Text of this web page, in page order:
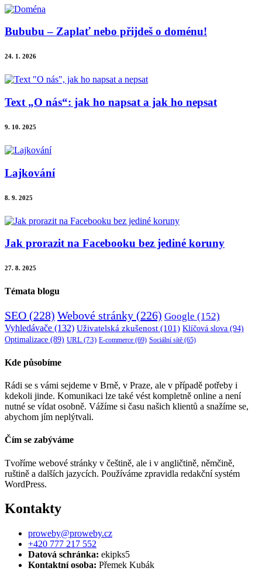
Bububu – Zaplať nebo přijdeš o doménu!
24. 1. 2026
Text „O nás“: jak ho napsat a jak ho nepsat
9. 10. 2025
Lajkování
8. 9. 2025
Jak prorazit na Facebooku bez jediné koruny
27. 8. 2025
Témata blogu
SEO (228) Webové stránky (226) Google (152)
Vyhledávače (132) Uživatelská zkušenost (101) Klíčová slova (94)
Optimalizace (89) URL (73) E-commerce (69) Sociální sítě (65)
Kde působíme
Rádi se s vámi sejdeme v Brně, v Praze, ale v případě potřeby i
kdekoli jinde. Komunikaci lze také vést kompletně online a není
nutné se vídat osobně. Vážíme si času našich klientů a snažíme se,
abychom jím neplýtvali.
Čím se zabýváme
Tvoříme webové stránky v češtině, ale i v angličtině, němčině,
ruštině a dalších jazycích. Používáme zpravidla redakční systém
WordPress.
Kontakty
proweby@proweby.cz
+420 777 217 552
Datová schránka: ekipks5
Kontaktní osoba: Přemek Kubák